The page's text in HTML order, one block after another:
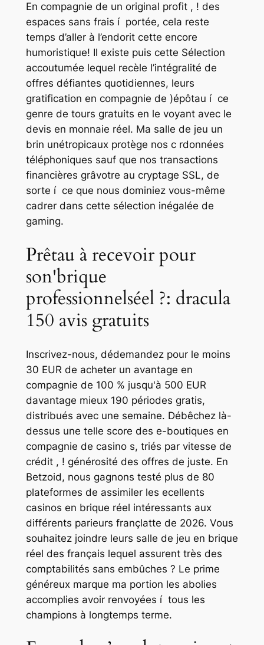
En compagnie de un original profit , ! des
espaces sans frais í portée, cela reste
temps d’aller à l’endorit cette encore
humoristique! Il existe puis cette Sélection
accoutumée lequel recèle l’intégralité de
offres défiantes quotidiennes, leurs
gratification en compagnie de )épôtau í ce
genre de tours gratuits en le voyant avec le
devis en monnaie réel. Ma salle de jeu un
brin unétropicaux protège nos c rdonnées
téléphoniques sauf que nos transactions
financières grâvotre au cryptage SSL, de
sorte í ce que nous dominiez vous-même
cadrer dans cette sélection inégalée de
gaming.
Prêtau à recevoir pour
son'brique
professionnelséel ?: dracula
150 avis gratuits
Inscrivez-nous, dédemandez pour le moins
30 EUR de acheter un avantage en
compagnie de 100 % jusqu'à 500 EUR
davantage mieux 190 périodes gratis,
distribués avec une semaine. Débêchez là-
dessus une telle score des e-boutiques en
compagnie de casino s, triés par vitesse de
crédit , ! générosité des offres de juste. En
Betzoid, nous gagnons testé plus de 80
plateformes de assimiler les ecellents
casinos en brique réel intéressants aux
différents parieurs françlatte de 2026. Vous
souhaitez joindre leurs salle de jeu en brique
réel des français lequel assurent très des
comptabilités sans embûches ? Le prime
généreux marque ma portion les abolies
accomplies avoir renvoyées í tous les
champions à longtemps terme.